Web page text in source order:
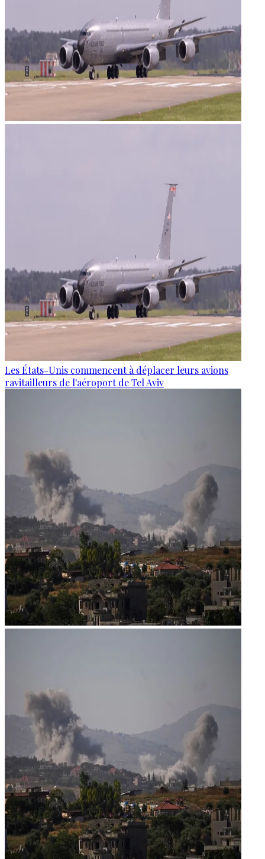
Les États-Unis commencent à déplacer leurs avions
ravitailleurs de l'aéroport de Tel Aviv